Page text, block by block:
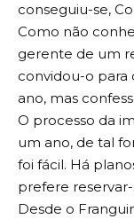
conseguiu-se,
Como não
gerente de um
convidou-o para
ano, mas
O processo da
um ano, de tal
foi fácil. Há
prefere reservar-
Desde o